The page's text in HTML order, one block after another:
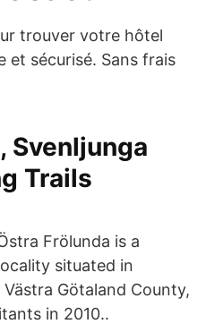
trouver votre hôtel
et sécurisé. Sans frais
Svenljunga
Trails
Frölunda is a
situated in
Götaland County,
in 2010..